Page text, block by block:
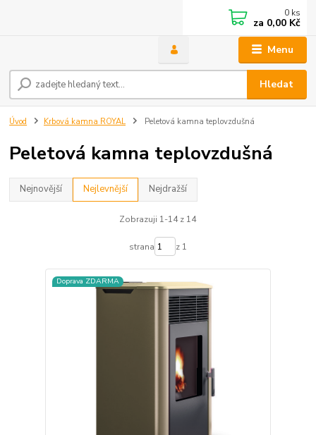
Menu
Hledat
0 ks
za 0,00 Kč
Úvod Krbová kamna ROYAL Peletová kamna teplovzdušná
Peletová kamna teplovzdušná
Nejnovější Nejlevnější Nejdražší
Zobrazuji 1-14 z 14
strana z 1
Doprava ZDARMA